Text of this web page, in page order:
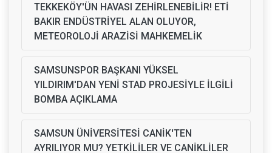
TEKKEKÖY'ÜN HAVASI ZEHİRLENEBİLİR! ETİ
BAKIR ENDÜSTRİYEL ALAN OLUYOR,
METEOROLOJİ ARAZİSİ MAHKEMELİK
SAMSUNSPOR BAŞKANI YÜKSEL
YILDIRIM'DAN YENİ STAD PROJESİYLE İLGİLİ
BOMBA AÇIKLAMA
SAMSUN ÜNİVERSİTESİ CANİK'TEN
AYRILIYOR MU? YETKİLİLER VE CANİKLİLER